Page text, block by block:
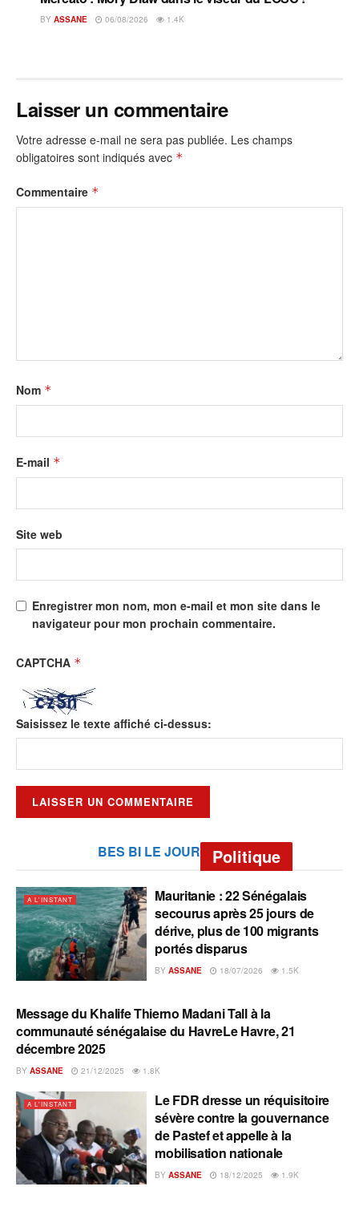
BY ASSANE 06/08/2026 1.4K
Laisser un commentaire
Votre adresse e-mail ne sera pas publiée. Les champs
obligatoires sont indiqués avec *
Commentaire *
Nom *
E-mail *
Site web
Enregistrer mon nom, mon e-mail et mon site dans le
navigateur pour mon prochain commentaire.
CAPTCHA *
Saisissez le texte affiché ci-dessus:
BES BI LE JOUR Politique
A L'INSTANT
Mauritanie : 22 Sénégalais
secourus après 25 jours de
dérive, plus de 100 migrants
portés disparus
BY ASSANE 18/07/2026 1.5K
A L'INSTANT
Message du Khalife Thierno Madani Tall à la
communauté sénégalaise du HavreLe Havre, 21
décembre 2025
BY ASSANE 21/12/2025 1.8K
A L'INSTANT
Le FDR dresse un réquisitoire
sévère contre la gouvernance
de Pastef et appelle à la
mobilisation nationale
BY ASSANE 18/12/2025 1.9K